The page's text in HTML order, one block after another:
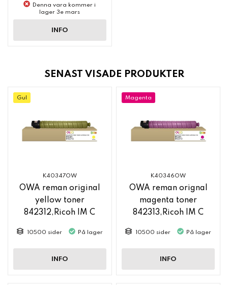
Denna vara kommer i
lager 3e mars
INFO
SENAST VISADE PRODUKTER
Gul
K40347OW
OWA reman original
yellow toner
842312,Ricoh IM C
10500 sider På lager
INFO
Magenta
K40346OW
OWA reman orignal
magenta toner
842313,Ricoh IM C
10500 sider På lager
INFO